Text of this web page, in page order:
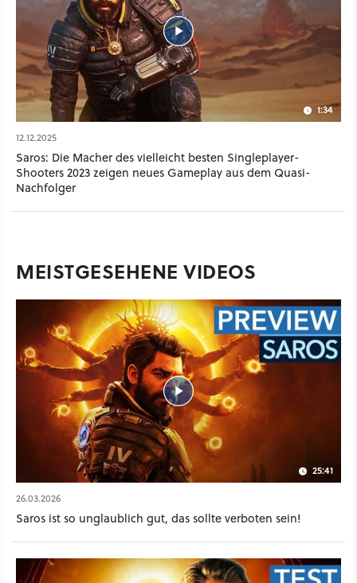
1:34
12.12.2025
Saros: Die Macher des vielleicht besten Singleplayer-
Shooters 2023 zeigen neues Gameplay aus dem Quasi-
Nachfolger
MEISTGESEHENE VIDEOS
25:41
26.03.2026
Saros ist so unglaublich gut, das sollte verboten sein!